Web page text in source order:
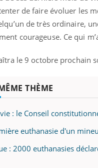
de faire évoluer les
de très ordinaire,
courageuse. Ce qui
le 9 octobre prochain
THÈME
: le Conseil
euthanasie d'un
: 2000 euthanasies